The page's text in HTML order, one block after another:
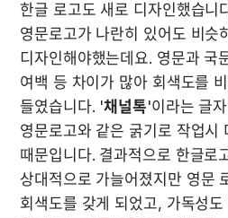
한글 로고도 새로 디자인했습니
영문로고가 나란히 있어도 비슷
디자인해야했는데요. 영문과 국
여백 등 차이가 많아 회색도를
들였습니다. '채널톡'이라는 글
영문로고와 같은 굵기로 작업시
때문입니다. 결과적으로 한글로
상대적으로 가늘어졌지만 영문
회색도를 갖게 되었고, 가독성도